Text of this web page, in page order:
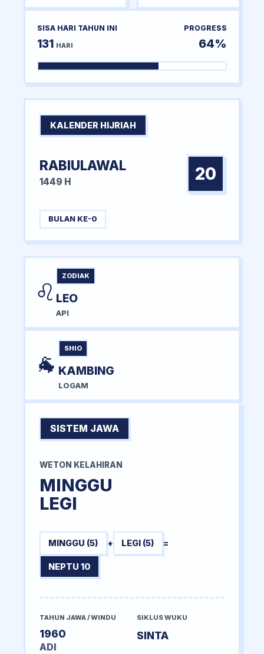
SISA HARI TAHUN INI
131 HARI
PROGRESS
64%
KALENDER HIJRIAH
RABIULAWAL
1449 H 20
BULAN KE-0
♌
ZODIAK
LEO
API
🐐
SHIO
KAMBING
LOGAM
SISTEM JAWA
WETON KELAHIRAN
MINGGU
LEGI
MINGGU (5) + LEGI (5) =
NEPTU 10
TAHUN JAWA / WINDU
1960
ADI
SIKLUS WUKU
SINTA